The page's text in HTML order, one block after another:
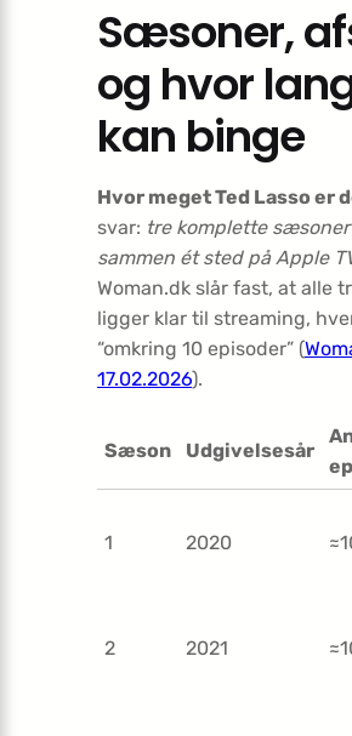
Sæsoner,
og hvor
kan binge
Hvor meget Ted Lasso er
svar: tre komplette
sammen ét sted på Apple
Woman.dk slår fast, at alle
ligger klar til streaming,
“omkring 10 episoder” (
17.02.2026).
Sæson Udgivelsesår
1 2020
2 2021